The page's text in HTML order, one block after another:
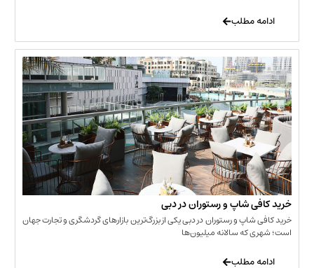
شاپ و رستوران در دبی
و رستوران در دبی یکی از بزرگ‌ترین بازارهای گردشگری و تجارت جهان
سالانه میلیون‌ها